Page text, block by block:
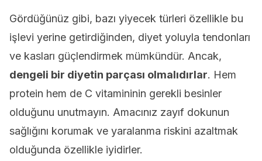
Gördüğünüz gibi, bazı yiyecek türleri özellikle bu
işlevi yerine getirdiğinden, diyet yoluyla tendonları
ve kasları güçlendirmek mümkündür. Ancak,
dengeli bir diyetin parçası olmalıdırlar. Hem
protein hem de C vitamininin gerekli besinler
olduğunu unutmayın. Amacınız zayıf dokunun
sağlığını korumak ve yaralanma riskini azaltmak
olduğunda özellikle iyidirler.